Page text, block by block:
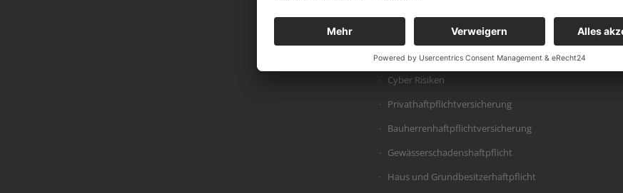
Haftpflichtversicherung
Cyber Risiken
Privathaftpflichtversicherung
Bauherrenhaftpflichtversicherung
Gewässerschadenshaftpflicht
Haus und Grundbesitzerhaftpflicht